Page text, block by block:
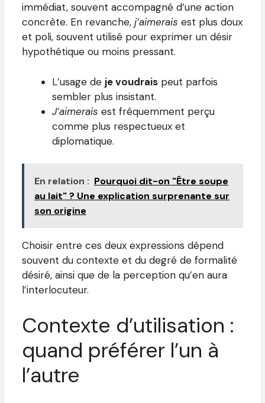
immédiat, souvent accompagné d’une action
concrète. En revanche, j’aimerais est plus doux
et poli, souvent utilisé pour exprimer un désir
hypothétique ou moins pressant.
L’usage de je voudrais peut parfois
sembler plus insistant.
J’aimerais est fréquemment perçu
comme plus respectueux et
diplomatique.
En relation : Pourquoi dit-on "Être soupe
au lait" ? Une explication surprenante sur
son origine
Choisir entre ces deux expressions dépend
souvent du contexte et du degré de formalité
désiré, ainsi que de la perception qu’en aura
l’interlocuteur.
Contexte d’utilisation :
quand préférer l’un à
l’autre